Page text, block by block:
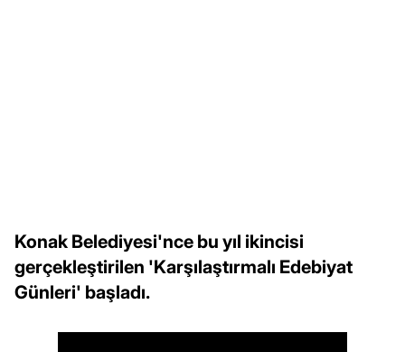
Konak Belediyesi'nce bu yıl ikincisi
gerçekleştirilen 'Karşılaştırmalı Edebiyat
Günleri' başladı.